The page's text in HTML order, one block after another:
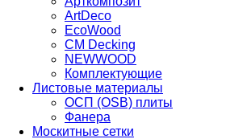
ArtDeco
EcoWood
CM Decking
NEWWOOD
Комплектующие
Листовые материалы
ОСП (OSB) плиты
Фанера
Москитные сетки